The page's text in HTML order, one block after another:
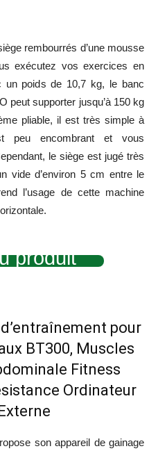
rembourrés d’une mousse
exécutez vos exercices en
un poids de 10,7 kg, le banc
peut supporter jusqu’à 150 kg
pliable, il est très simple à
peu encombrant et vous
le siège est jugé très
vide d’environ 5 cm entre le
l’usage de cette machine
produit
pour
BT300, Muscles
Fitness
Ordinateur
son appareil de gainage